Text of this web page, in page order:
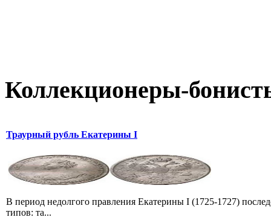
Коллекционеры-
Траурный рубль Екатерины I
В период недолгого правления Екатерины I (1725-1727)
типов: та...